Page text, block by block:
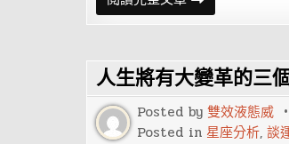
測
看
通
靈
的
能
力
嗎？
人生將有大變革的三
Posted by 雙效液態威
Posted in 星座分析, 談